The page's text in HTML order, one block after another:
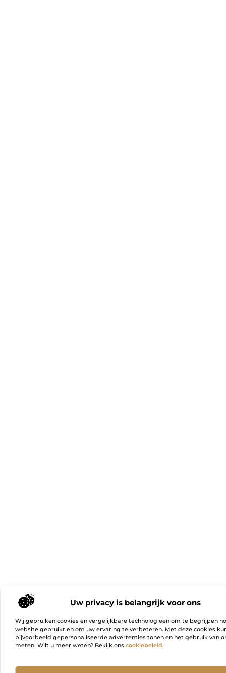
Uw privacy is belangrijk voor ons
Wij gebruiken cookies en vergelijkbare technologieën om te begrijpen
website gebruikt en om uw ervaring te verbeteren. Met deze cookies
bijvoorbeeld gepersonaliseerde advertenties tonen en het gebruik van
meten. Wilt u meer weten? Bekijk ons cookiebeleid.